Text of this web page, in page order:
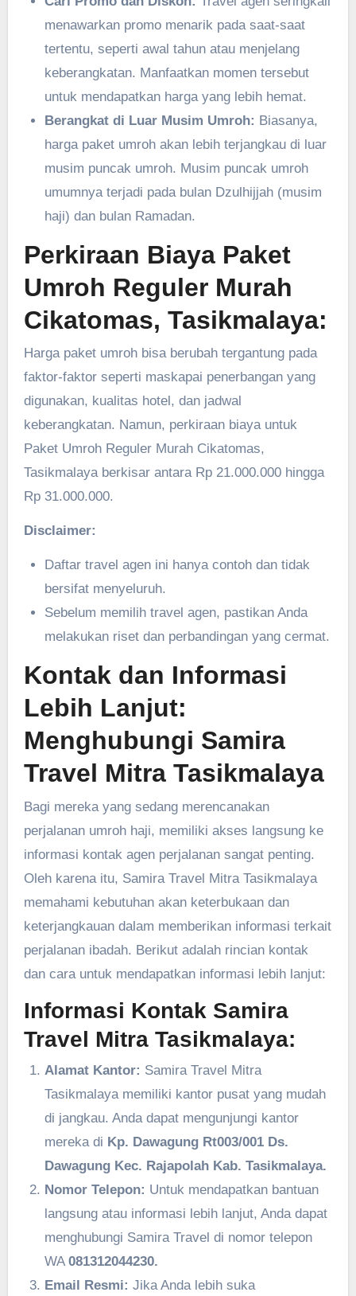
menawarkan promo menarik pada saat-saat
tertentu, seperti awal tahun atau menjelang
keberangkatan. Manfaatkan momen tersebut
untuk mendapatkan harga yang lebih hemat.
Berangkat di Luar Musim Umroh: Biasanya,
harga paket umroh akan lebih terjangkau di luar
musim puncak umroh. Musim puncak umroh
umumnya terjadi pada bulan Dzulhijjah (musim
haji) dan bulan Ramadan.
Perkiraan Biaya Paket
Umroh Reguler Murah
Cikatomas, Tasikmalaya:
Harga paket umroh bisa berubah tergantung pada
faktor-faktor seperti maskapai penerbangan yang
digunakan, kualitas hotel, dan jadwal
keberangkatan. Namun, perkiraan biaya untuk
Paket Umroh Reguler Murah Cikatomas,
Tasikmalaya berkisar antara Rp 21.000.000 hingga
Rp 31.000.000.
Disclaimer:
Daftar travel agen ini hanya contoh dan tidak
bersifat menyeluruh.
Sebelum memilih travel agen, pastikan Anda
melakukan riset dan perbandingan yang cermat.
Kontak dan Informasi
Lebih Lanjut:
Menghubungi Samira
Travel Mitra Tasikmalaya
Bagi mereka yang sedang merencanakan
perjalanan umroh haji, memiliki akses langsung ke
informasi kontak agen perjalanan sangat penting.
Oleh karena itu, Samira Travel Mitra Tasikmalaya
memahami kebutuhan akan keterbukaan dan
keterjangkauan dalam memberikan informasi terkait
perjalanan ibadah. Berikut adalah rincian kontak
dan cara untuk mendapatkan informasi lebih lanjut:
Informasi Kontak Samira
Travel Mitra Tasikmalaya:
Alamat Kantor: Samira Travel Mitra
Tasikmalaya memiliki kantor pusat yang mudah
di jangkau. Anda dapat mengunjungi kantor
mereka di Kp. Dawagung Rt003/001 Ds.
Dawagung Kec. Rajapolah Kab. Tasikmalaya.
Nomor Telepon: Untuk mendapatkan bantuan
langsung atau informasi lebih lanjut, Anda dapat
menghubungi Samira Travel di nomor telepon
WA 081312044230.
Email Resmi: Jika Anda lebih suka